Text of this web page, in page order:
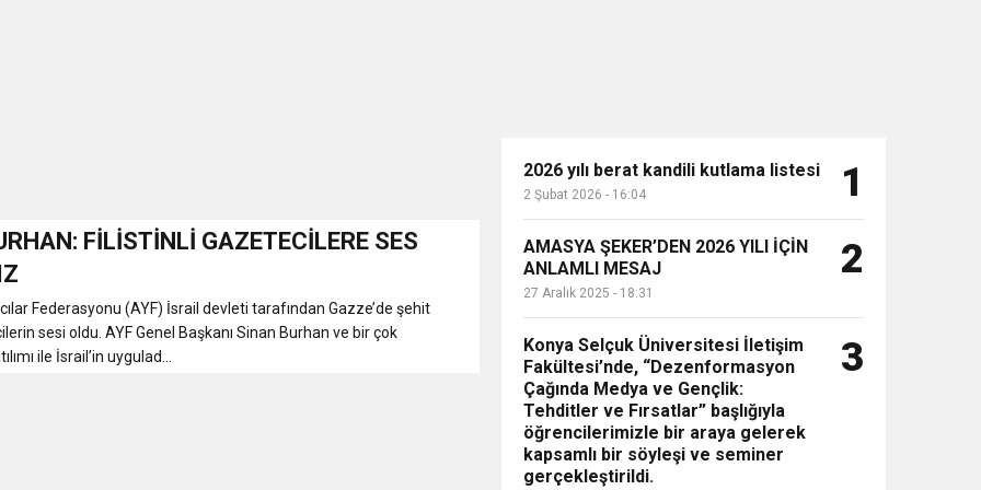
“Amasya’nın Gururları: Dereceye Giren Öğrenciler İçin Anlamlı Tören”
Festivali
listesi
FİLİSTİNLİ GAZETECİLERE SES
Federasyonu (AYF) İsrail devleti tarafından Gazze’de şehit
sesi oldu. AYF Genel Başkanı Sinan Burhan ve bir çok
ile İsrail’in uygulad...
2026 yılı berat kandili kutlama listesi
2 Şubat 2026 - 16:04 1
AMASYA ŞEKER’DEN 2026 YILI İÇİN
ANLAMLI MESAJ
27 Aralık 2025 - 18:31
2
Konya Selçuk Üniversitesi İletişim
Fakültesi’nde, “Dezenformasyon
Çağında Medya ve Gençlik:
Tehditler ve Fırsatlar” başlığıyla
öğrencilerimizle bir araya gelerek
kapsamlı bir söyleşi ve seminer
gerçekleştirildi.
3